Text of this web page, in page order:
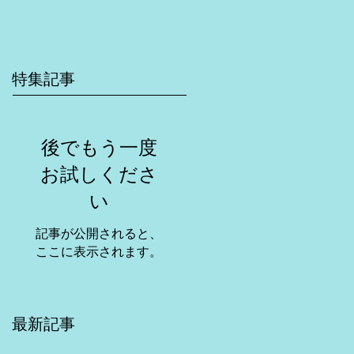
特集記事
後でもう一度
お試しくださ
い
記事が公開されると、
ここに表示されます。
最新記事